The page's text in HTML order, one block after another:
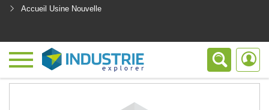
Accueil Usine Nouvelle